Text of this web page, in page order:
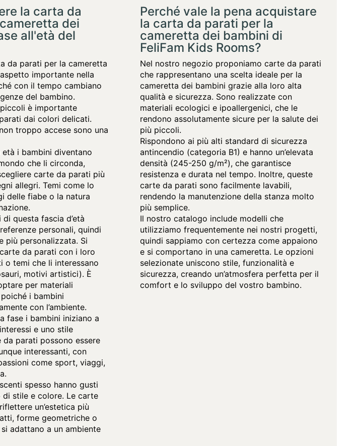
la carta da
dei
all'età del
da parati per la cameretta
aspetto importante nella
con il tempo cambiano
del bambino.
è importante
dai colori delicati.
troppo accese sono una
età i bambini diventano
che li circonda,
carte da parati più
allegri. Temi come lo
delle fiabe o la natura
di questa fascia d’età
personali, quindi
più personalizzata. Si
da parati con i loro
o temi che li interessano
motivi artistici). È
per materiali
i bambini
con l’ambiente.
fase i bambini iniziano a
e uno stile
da parati possono essere
interessanti, con
come sport, viaggi,
spesso hanno gusti
stile e colore. Le carte
un’estetica più
forme geometriche o
adattano a un ambiente
Perché vale la pena acquistare
la carta da parati per la
cameretta dei bambini di
FeliFam Kids Rooms?
Nel nostro negozio proponiamo carte da parati
che rappresentano una scelta ideale per la
cameretta dei bambini grazie alla loro alta
qualità e sicurezza. Sono realizzate con
materiali ecologici e ipoallergenici, che le
rendono assolutamente sicure per la salute dei
più piccoli.
Rispondono ai più alti standard di sicurezza
antincendio (categoria B1) e hanno un’elevata
densità (245-250 g/m²), che garantisce
resistenza e durata nel tempo. Inoltre, queste
carte da parati sono facilmente lavabili,
rendendo la manutenzione della stanza molto
più semplice.
Il nostro catalogo include modelli che
utilizziamo frequentemente nei nostri progetti,
quindi sappiamo con certezza come appaiono
e si comportano in una cameretta. Le opzioni
selezionate uniscono stile, funzionalità e
sicurezza, creando un’atmosfera perfetta per il
comfort e lo sviluppo del vostro bambino.